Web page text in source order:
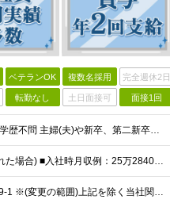
ベテランOK 複数名採用 完全週休2日
転勤なし 土日面接可 面接1回
＼ブランクOK！20代～50代の社員活躍中／ ◆未経験歓迎 ◆学歴不問 主婦(夫)や新卒、第二新卒、フリーターやミドル層、シニア層の方など大歓迎です！ ★年齢構成★20代・30代：20％／40代
★毎年昇給実績あり ★入社3年で430万円も可(正社員登用された場合) ■入社時月収例：25万2840円(1万2040円×21日)＋賞与支給実績有（年2回・2025年度） 日給1万2040円 ※別
★アクセス良好の【東京駅】で働く 東京都千代田区丸の内1-9-1 ※(変更の範囲)上記を除く当社関連勤務地